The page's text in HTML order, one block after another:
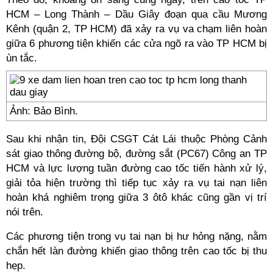
HCM – Long Thành – Dầu Giây đoạn qua cầu Mương
Kênh (quận 2, TP HCM) đã xảy ra vụ va chạm liên hoàn
giữa 6 phương tiện khiến các cửa ngõ ra vào TP HCM bị
ùn tắc.
Ảnh: Bảo Bình.
Sau khi nhận tin, Đội CSGT Cát Lái thuộc Phòng Cảnh
sát giao thông đường bộ, đường sắt (PC67) Công an TP
HCM và lực lượng tuần đường cao tốc tiến hành xử lý,
giải tỏa hiện trường thì tiếp tục xảy ra vụ tai nạn liên
hoàn khá nghiêm trọng giữa 3 ôtô khác cũng gần vị trí
nói trên.
Các phương tiện trong vụ tai nạn bị hư hỏng nặng, nằm
chắn hết làn đường khiến giao thông trên cao tốc bị thu
hẹp.